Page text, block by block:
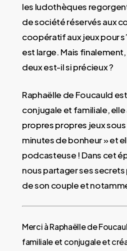
les ludothèques
de société réservés aux
coopératif aux jeux pour
est large. Mais
deux est-il si précieux ?
Raphaëlle de Foucauld
conjugale et familiale,
propres propres jeux sous
minutes de bonheur » et
podcasteuse ! Dans cet
nous partager ses
de son couple et
Merci à Raphaëlle de
familiale et conjugale et